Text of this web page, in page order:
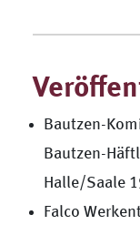
Bautzen-
Bautzen-
Halle/Saale
Falco